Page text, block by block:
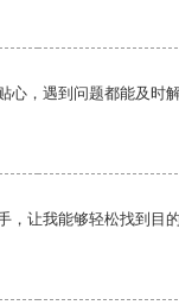
心，遇到问题都能及时
，让我能够轻松找到目